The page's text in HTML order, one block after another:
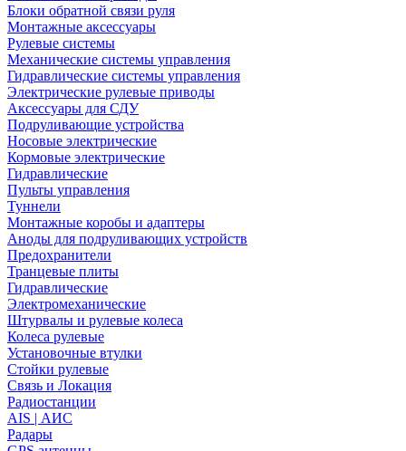
Блоки обратной связи руля
Монтажные аксессуары
Рулевые системы
Механические системы управления
Гидравлические системы управления
Электрические рулевые приводы
Аксессуары для СДУ
Подруливающие устройства
Носовые электрические
Кормовые электрические
Гидравлические
Пульты управления
Туннели
Монтажные коробы и адаптеры
Аноды для подруливающих устройств
Предохранители
Транцевые плиты
Гидравлические
Электромеханические
Штурвалы и рулевые колеса
Колеса рулевые
Установочные втулки
Стойки рулевые
Связь и Локация
Радиостанции
AIS | АИС
Радары